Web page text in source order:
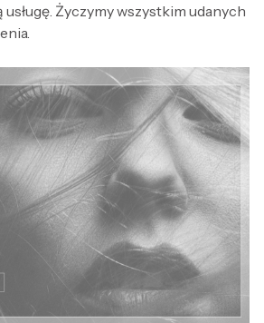
Życzymy wszystkim udanych